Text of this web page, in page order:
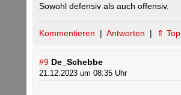
Sowohl defensiv als auch offensiv.
Kommentieren | Antworten | ⇑ Top
#9 De_Schebbe
21.12.2023 um 08:35 Uhr